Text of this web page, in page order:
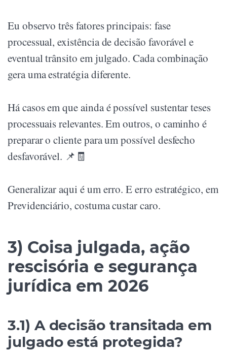
Eu observo três fatores principais: fase
processual, existência de decisão favorável e
eventual trânsito em julgado. Cada combinação
gera uma estratégia diferente.
Há casos em que ainda é possível sustentar teses
processuais relevantes. Em outros, o caminho é
preparar o cliente para um possível desfecho
desfavorável. 📌🧾
Generalizar aqui é um erro. E erro estratégico, em
Previdenciário, costuma custar caro.
3) Coisa julgada, ação
rescisória e segurança
jurídica em 2026
3.1) A decisão transitada em
julgado está protegida?